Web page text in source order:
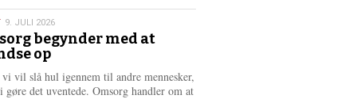
e
e
9. JULI 2026
begynder med at
op
vil slå hul igennem til andre mennesker,
gøre det uventede. Omsorg handler om at